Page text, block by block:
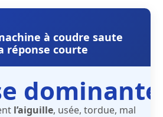
à coudre saute
réponse courte
dominante
l’aiguille, usée, tordue, mal